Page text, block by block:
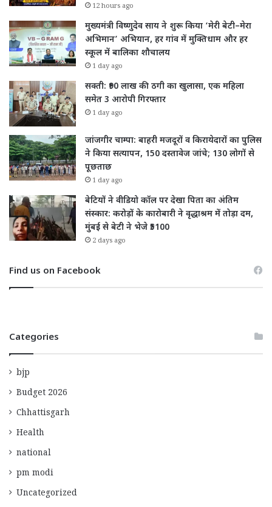
12 hours ago
मुख्यमंत्री विष्णुदेव साय ने शुरू किया ‘मेरी बेटी–मेरा
अभिमान’ अभियान, हर गांव में मुक्तिधाम और हर
स्कूल में बालिका शौचालय
1 day ago
सक्ती: ₹90 लाख की ठगी का खुलासा, एक महिला
समेत 3 आरोपी गिरफ्तार
1 day ago
जांजगीर चाम्पा: बाहरी मजदूरों व किरायेदारों का पुलिस
ने किया सत्यापन, 150 दस्तावेज जांचे; 130 लोगों से
पूछताछ
1 day ago
बेटियों ने वीडियो कॉल पर देखा पिता का अंतिम
संस्कार: करोड़ों के कारोबारी ने वृद्धाश्रम में तोड़ा दम,
मुंबई से बेटी ने भेजे ₹5100
2 days ago
Find us on Facebook
Categories
bjp
Budget 2026
Chhattisgarh
Health
national
pm modi
Uncategorized